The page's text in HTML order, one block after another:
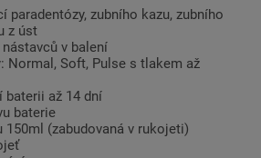
paradentózy, zubního kazu, zubního
z úst
v balení
Normal, Soft, Pulse s tlakem až
baterii až 14 dní
baterie
150ml (zabudovaná v rukojeti)